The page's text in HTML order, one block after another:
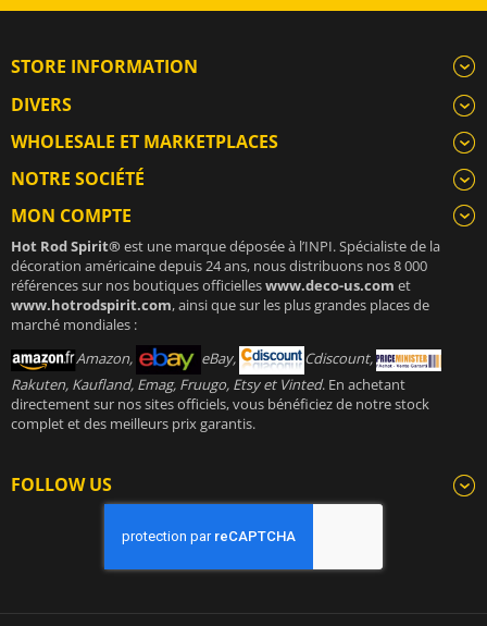
STORE INFORMATION
DIVERS
WHOLESALE ET MARKETPLACES
NOTRE SOCIÉTÉ
MON COMPTE
Hot Rod Spirit®est une marque déposée à l’INPI. Spécialiste de la
décoration américaine depuis 24 ans, nous distribuons nos 8 000
références sur nos boutiques officielleswww.deco-us.com et
www.hotrodspirit.com, ainsi que sur les plus grandes places de
marché mondiales :
Amazon,
eBay,
Cdiscount,
Rakuten, Kaufland, Emag, Fruugo, Etsy et Vinted. En achetant
directement sur nos sites officiels, vous bénéficiez de notre stock
complet et des meilleurs prix garantis.
FOLLOW US